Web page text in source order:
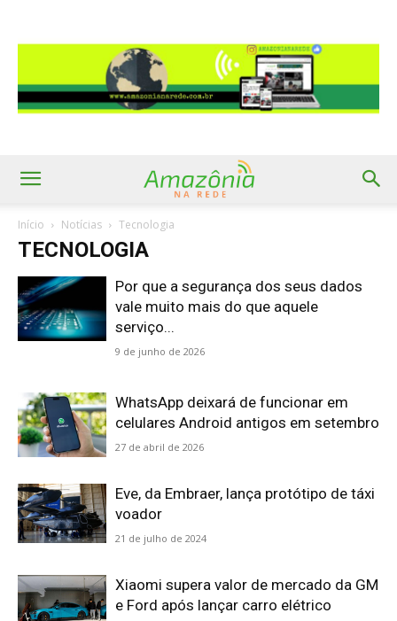
Início Notícias Tecnologia
TECNOLOGIA
Por que a segurança dos seus dados
vale muito mais do que aquele
serviço...
9 de junho de 2026
WhatsApp deixará de funcionar em
celulares Android antigos em setembro
27 de abril de 2026
Eve, da Embraer, lança protótipo de táxi
voador
21 de julho de 2024
Xiaomi supera valor de mercado da GM
e Ford após lançar carro elétrico